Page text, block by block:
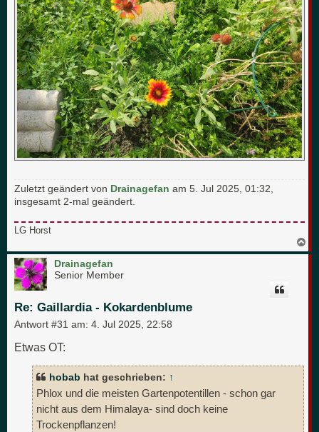
Zuletzt geändert von Drainagefan am 5. Jul 2025, 01:32,
insgesamt 2-mal geändert.
LG Horst
a
Drainagefan
Senior Member
Re: Gaillardia - Kokardenblume
Antwort #31 am: 4. Jul 2025, 22:58
Etwas OT:
hobab hat geschrieben: ↑
Phlox und die meisten Gartenpotentillen - schon gar
nicht aus dem Himalaya- sind doch keine
Trockenpflanzen!